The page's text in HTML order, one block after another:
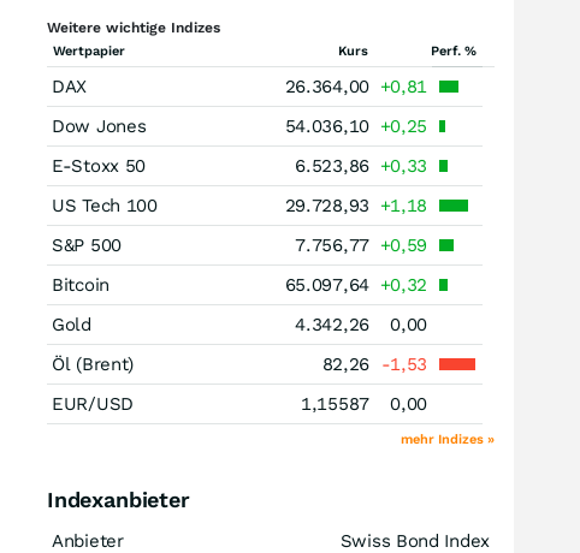
Weitere wichtige Indizes
Wertpapier Kurs Perf. %
DAX 26.364,00 +0,81
Dow Jones
54.036,10 +0,25
E-Stoxx 50
6.523,86 +0,33
US Tech 100
29.728,93
+1,18
S&P 500
7.756,77 +0,59
Bitcoin
65.097,64 +0,32
Gold
4.342,26
0,00
Öl (Brent)
82,26
-1,53
EUR/USD
1,15587 0,00
mehr Indizes »
Indexanbieter
Anbieter
Swiss Bond Index